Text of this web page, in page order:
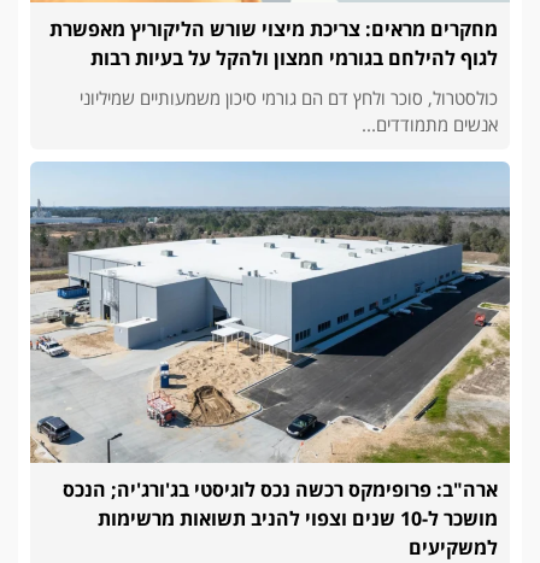
מחקרים מראים: צריכת מיצוי שורש הליקוריץ מאפשרת
לגוף להילחם בגורמי חמצון ולהקל על בעיות רבות
כולסטרול, סוכר ולחץ דם הם גורמי סיכון משמעותיים שמיליוני
אנשים מתמודדים...
ארה"ב: פרופימקס רכשה נכס לוגיסטי בג'ורג'יה; הנכס
מושכר ל-10 שנים וצפוי להניב תשואות מרשימות
למשקיעים